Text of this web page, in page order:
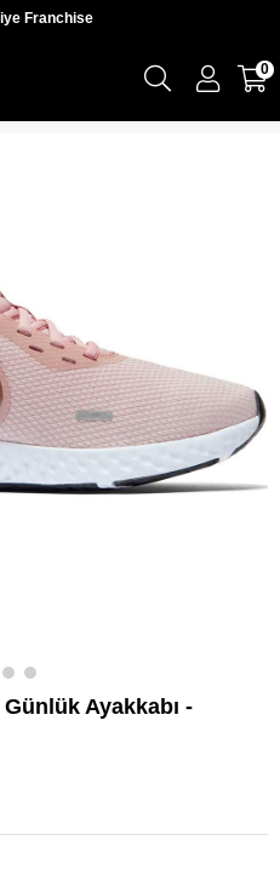
Franchise
0
Ayakkabı -